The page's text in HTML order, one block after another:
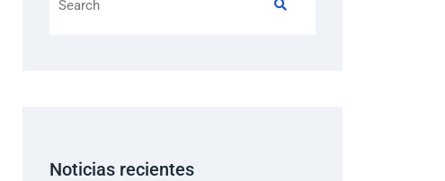
Noticias recientes